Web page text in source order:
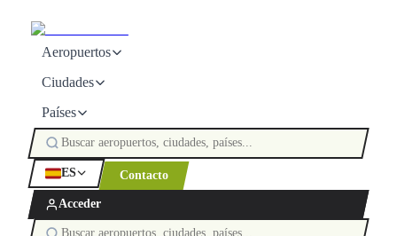
Aeropuertos
Ciudades
Países
ES Contacto
Acceder